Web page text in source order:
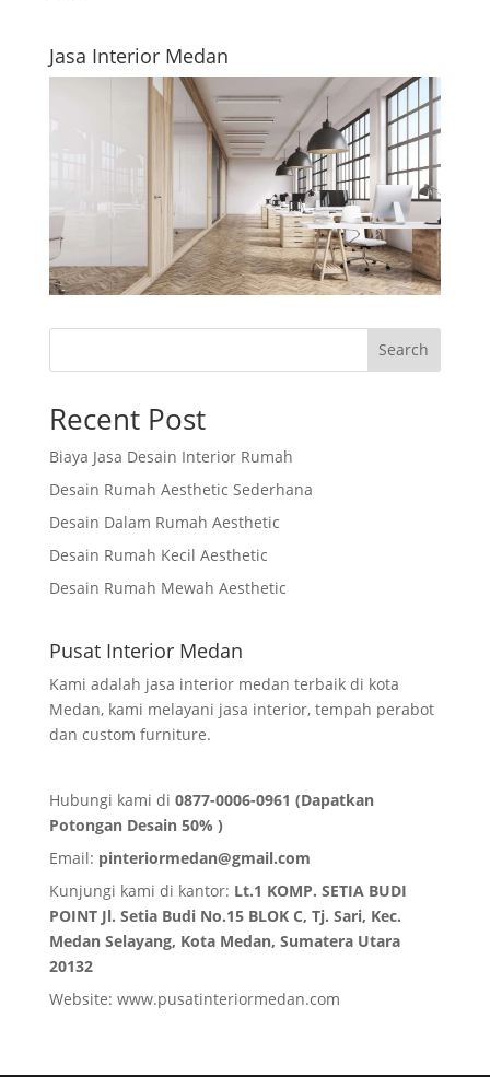
Jasa Interior Medan
Search
Recent Post
Biaya Jasa Desain Interior Rumah
Desain Rumah Aesthetic Sederhana
Desain Dalam Rumah Aesthetic
Desain Rumah Kecil Aesthetic
Desain Rumah Mewah Aesthetic
Pusat Interior Medan
Kami adalah jasa interior medan terbaik di kota
Medan, kami melayani jasa interior, tempah perabot
dan custom furniture.
Hubungi kami di 0877-0006-0961 (Dapatkan
Potongan Desain 50% )
Email: pinteriormedan@gmail.com
Kunjungi kami di kantor: Lt.1 KOMP. SETIA BUDI
POINT Jl. Setia Budi No.15 BLOK C, Tj. Sari, Kec.
Medan Selayang, Kota Medan, Sumatera Utara
20132
Website: www.pusatinteriormedan.com